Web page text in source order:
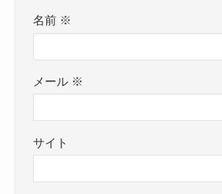
名前 ※
メール ※
サイト